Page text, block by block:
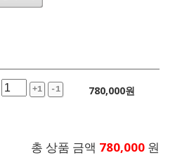
+1 -1 780,000원
총 상품 금액 780,000 원